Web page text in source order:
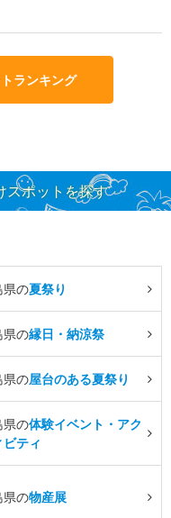
ランキング
スポットを探す
県の夏祭り
県の縁日・納涼祭
県の屋台のある夏祭り
県の体験イベント・アク
ビティ
県の物産展